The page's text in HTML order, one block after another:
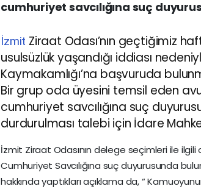
cumhuriyet savcılığına suç
İzmit Ziraat Odası’nın geçtiğimiz
usulsüzlük yaşandığı iddiası
Kaymakamlığı’na başvuruda
Bir grup oda üyesini temsil eden
cumhuriyet savcılığına suç
durdurulması talebi için İdare
İzmit Ziraat Odasının delege seçimleri ile
Cumhuriyet Savcılığına suç duyurusunda
hakkında yaptıkları açıklama da, “